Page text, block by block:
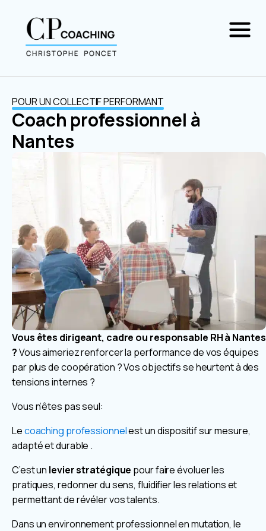
POUR UN COLLECTIF PERFORMANT
Coach professionnel à
Nantes
Vous êtes dirigeant, cadre ou responsable RH à Nantes
?Vous aimeriez renforcer la performance de vos équipes
par plus de coopération ? Vos objectifs se heurtent à des
tensions internes ?
Vous n’êtes pas seul:
Lecoaching professionnelest un dispositif sur mesure,
adapté et durable .
C’est un levier stratégique pour faire évoluer les
pratiques, redonner du sens, fluidifier les relations et
permettant de révéler vos talents.
Dans un environnement professionnel en mutation, le